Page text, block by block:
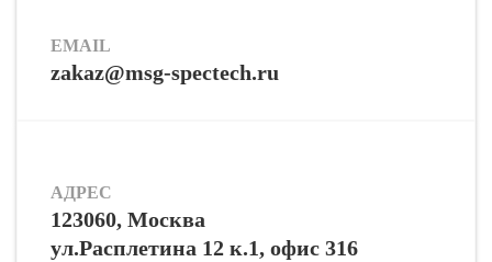
EMAIL
zakaz@msg-spectech.ru
АДРЕС
123060, Москва
ул.Расплетина 12 к.1, офис 316